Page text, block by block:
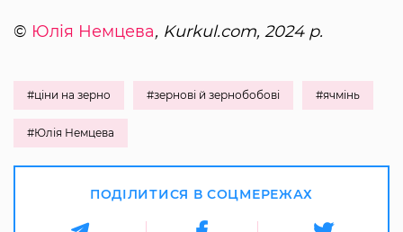
© Юлія Немцева, Kurkul.com, 2024 р.
#ціни на зерно #зернові й зернобобові #ячмінь
#Юлія Немцева
ПОДІЛИТИСЯ В СОЦМЕРЕЖАХ